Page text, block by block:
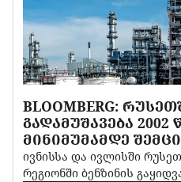
BLOOMBERG:
ᲒᲐᲓᲐᲛᲣᲨᲐᲕᲔᲑᲐ
ᲛᲘᲜᲘᲛᲣᲛᲐᲛᲓᲔ
ივნისსა და ივლისში
რეგიონში ბენზინის